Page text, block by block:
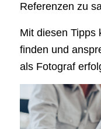
Referenzen zu
Mit diesen Tipps
finden und
als Fotograf